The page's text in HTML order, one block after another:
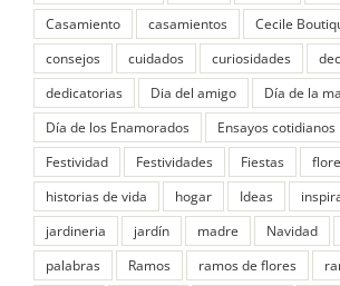
Casamiento
casamientos Cecile
consejos
cuidados curiosidades
dedicatorias
Dia del amigo
Día de la
Día de los Enamorados
Ensayos cotidianos
Festividad
Festividades Fiestas
historias de vida
hogar Ideas
jardineria
jardín madre Navidad
palabras
Ramos ramos de flores